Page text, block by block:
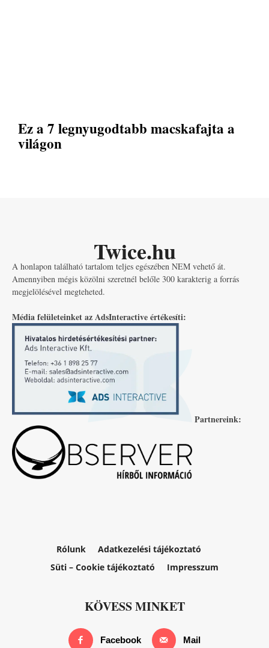
Ez a 7 legnyugodtabb macskafajta a
világon
Twice.hu
A honlapon található tartalom teljes egészében NEM vehető át.
Amennyiben mégis közölni szeretnél belőle 300 karakterig a forrás
megjelölésével megteheted.
Média felületeinket az AdsInteractive értékesíti:
Partnereink:
Rólunk
Adatkezelési tájékoztató
Süti – Cookie tájékoztató
Impresszum
KÖVESS MINKET
Facebook Mail